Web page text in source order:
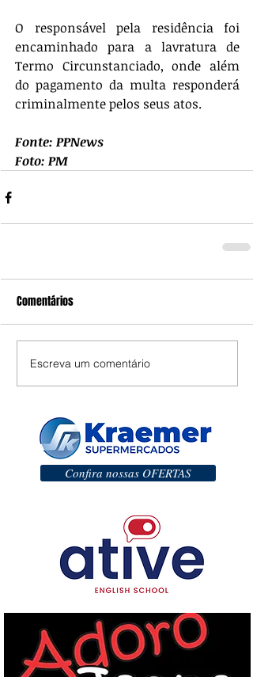
O responsável pela residência foi
encaminhado para a lavratura de
Termo Circunstanciado, onde além
do pagamento da multa responderá
criminalmente pelos seus atos.
Fonte: PPNews
Foto: PM
Comentários
Escreva um comentário
Confira nossas OFERTAS